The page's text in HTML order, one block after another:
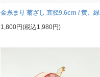
金糸まり 菊ざし 直径9.6cm / 黄、緑
1,800円(税込1,980円)